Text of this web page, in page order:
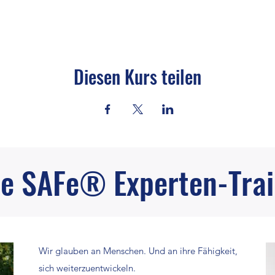
Diesen Kurs teilen
SAFe® Experten-
Wir glauben an Menschen. Und an ihre Fähigkeit,
sich weiterzuentwickeln.